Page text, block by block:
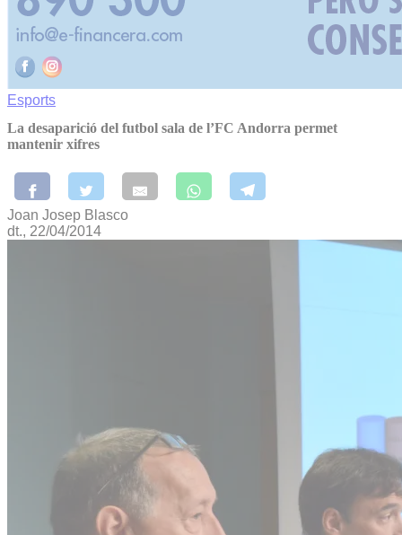
Esports
La desaparició del futbol sala de l’FC Andorra permet
mantenir xifres
Joan Josep Blasco
dt., 22/04/2014